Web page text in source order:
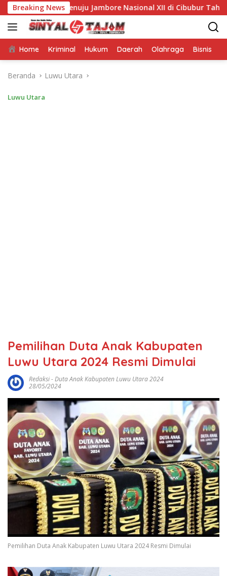
Langsung
ke
konten
Breaking News
Menuju Jambore Nasional XII di Cibubur Tahun 2026
Home Kriminal Hukum Daerah Olahraga Bisnis
Beranda Luwu Utara
Luwu Utara
Pemilihan Duta Anak Kabupaten
Luwu Utara 2024 Resmi Dimulai
Redaksi-Duta Anak Kabupaten Luwu Utara 2024
28/05/2024
Pemilihan Duta Anak Kabupaten Luwu Utara 2024 Resmi Dimulai